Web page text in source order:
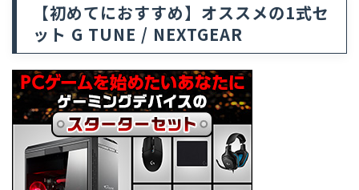
【初めてにおすすめ】オススメの1式セ
ット G TUNE / NEXTGEAR